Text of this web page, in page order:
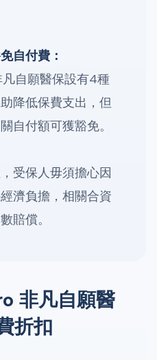
自付費：
自願醫保設有4種
降低保費支出，但
自付額可獲豁免。
受保人毋須擔心因
濟負擔，相關合資
賠償。
非凡自願醫
折扣